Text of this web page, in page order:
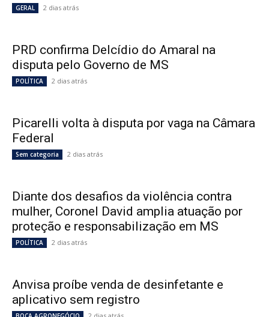
GERAL 2 dias atrás
PRD confirma Delcídio do Amaral na
disputa pelo Governo de MS
POLÍTICA 2 dias atrás
Picarelli volta à disputa por vaga na Câmara
Federal
Sem categoria 2 dias atrás
Diante dos desafios da violência contra
mulher, Coronel David amplia atuação por
proteção e responsabilização em MS
POLÍTICA 2 dias atrás
Anvisa proíbe venda de desinfetante e
aplicativo sem registro